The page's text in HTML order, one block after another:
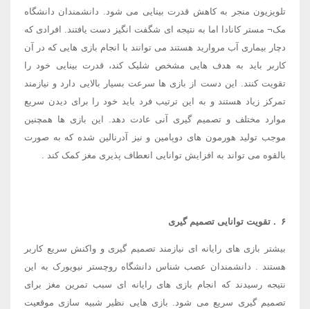
تلویزیون منجر به کاهش قدرت بینایی می شود. دانشمندان دانشگاه
مک¬ مستر کانادا اما به نتیجه ای شگفت انگیز دست یافتند. افرادی که
دچار بیماری آب مروارید هستند می توانند با انجام بازی هایی که در آن
کاربر باید به هدف هایی مشخص شلیک کند، قدرت بینایی خود را
تقویت کنند. این دست از بازی ها سرعت بسیار بالایی دارد و نیازمند
تمرکز زیاد هستند و به این ترتیب فرد باید خود را برای دیدن سریع
موارد مختلف و تصمیم گیری آنی عادت دهد. این بازی ها همچنین
موجب تولید هورمون های دوپامین و نیز آدرنالین شده که به صورت
بالقوه می تواند به افزایش توانایی انعطاف پذیری مغز کمک کند .
۶ . تقویت توانایی تصمیم گیری
بیشتر بازی های رایانه ای نیازمند تصمیم گیری و واکنش سریع کاربر
هستند . دانشمندان عصب شناس دانشگاه روچستر نیویورک به این
نتیجه رسیدند که انجام بازی های رایانه ای سبب تمرین مغز برای
تصمیم گیری سریع می شود. بازی هایی نظیر شبیه سازی موقعیت